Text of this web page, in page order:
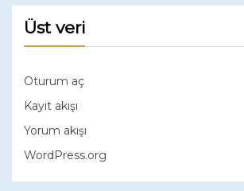
Üst veri
Oturum aç
Kayıt akışı
Yorum akışı
WordPress.org